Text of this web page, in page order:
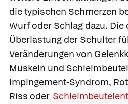
die typischen Schmerzen
Wurf oder Schlag dazu.
Überlastung der Schulter
Veränderungen von
Muskeln und
Impingement-Syndrom,
Riss oder